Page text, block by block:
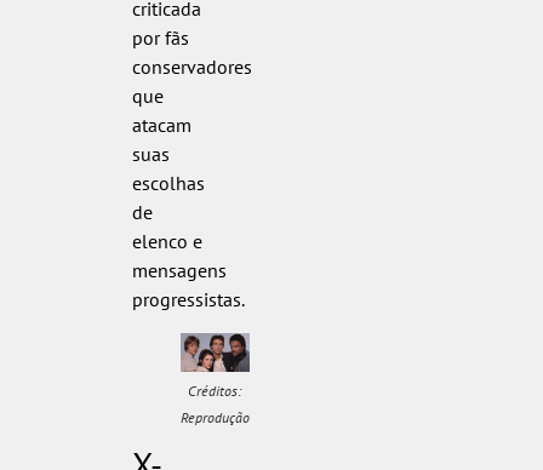
criticada
por fãs
conservadores
que
atacam
suas
escolhas
de
elenco e
mensagens
progressistas.
Créditos:
Reprodução